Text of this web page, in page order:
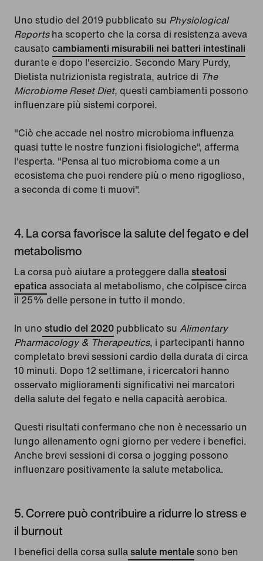
Uno studio del 2019 pubblicato su Physiological
Reportsha scoperto che la corsa di resistenza aveva
causato cambiamenti misurabili nei batteri intestinali
durante e dopo l'esercizio. Secondo Mary Purdy,
Dietista nutrizionista registrata, autrice di The
Microbiome Reset Diet, questi cambiamenti possono
influenzare più sistemi corporei.
"Ciò che accade nel nostro microbioma influenza
quasi tutte le nostre funzioni fisiologiche", afferma
l'esperta. "Pensa al tuo microbioma come a un
ecosistema che puoi rendere più o meno rigoglioso,
a seconda di come ti muovi".
4. La corsa favorisce la salute del fegato e del
metabolismo
La corsa può aiutare a proteggere dallasteatosi
epatica associata al metabolismo, che colpisce circa
il 25% delle persone in tutto il mondo.
In uno studio del 2020 pubblicato su Alimentary
Pharmacology & Therapeutics, i partecipanti hanno
completato brevi sessioni cardio della durata di circa
10 minuti. Dopo 12 settimane, i ricercatori hanno
osservato miglioramenti significativi nei marcatori
della salute del fegato e nella capacità aerobica.
Questi risultati confermano che non è necessario un
lungo allenamento ogni giorno per vedere i benefici.
Anche brevi sessioni di corsa o jogging possono
influenzare positivamente la salute metabolica.
5. Correre può contribuire a ridurre lo stress e
il burnout
I benefici della corsa sullasalute mentalesono ben